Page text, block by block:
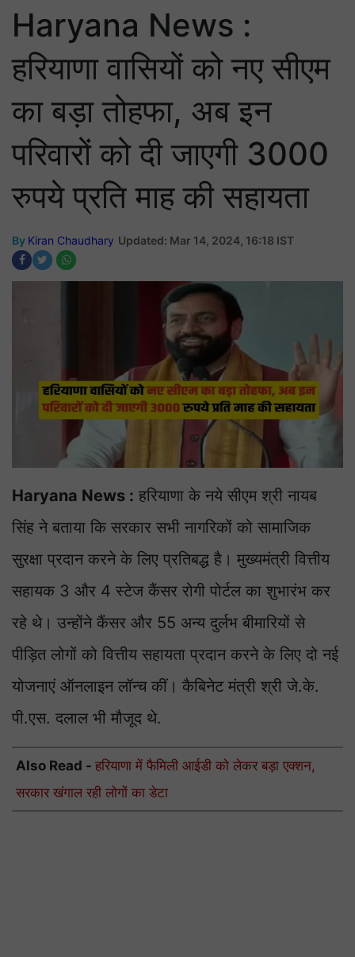
Haryana News :
हरियाणा वासियों को नए सीएम
का बड़ा तोहफा, अब इन
परिवारों को दी जाएगी 3000
रुपये प्रति माह की सहायता
By Kiran Chaudhary Updated: Mar 14, 2024, 16:18 IST
Haryana News : हरियाणा के नये सीएम श्री नायब
सिंह ने बताया कि सरकार सभी नागरिकों को सामाजिक
सुरक्षा प्रदान करने के लिए प्रतिबद्ध है। मुख्यमंत्री वित्तीय
सहायक 3 और 4 स्टेज कैंसर रोगी पोर्टल का शुभारंभ कर
रहे थे। उन्होंने कैंसर और 55 अन्य दुर्लभ बीमारियों से
पीड़ित लोगों को वित्तीय सहायता प्रदान करने के लिए दो नई
योजनाएं ऑनलाइन लॉन्च कीं। कैबिनेट मंत्री श्री जे.के.
पी.एस. दलाल भी मौजूद थे.
Also Read - हरियाणा में फैमिली आईडी को लेकर बड़ा एक्शन,
सरकार खंगाल रही लोगों का डेटा